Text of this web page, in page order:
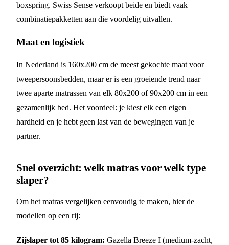
boxspring. Swiss Sense verkoopt beide en biedt vaak
combinatiepakketten aan die voordelig uitvallen.
Maat en logistiek
In Nederland is 160x200 cm de meest gekochte maat voor
tweepersoonsbedden, maar er is een groeiende trend naar
twee aparte matrassen van elk 80x200 of 90x200 cm in een
gezamenlijk bed. Het voordeel: je kiest elk een eigen
hardheid en je hebt geen last van de bewegingen van je
partner.
Snel overzicht: welk matras voor welk type
slaper?
Om het matras vergelijken eenvoudig te maken, hier de
modellen op een rij:
Zijslaper tot 85 kilogram: Gazella Breeze I (medium-zacht,